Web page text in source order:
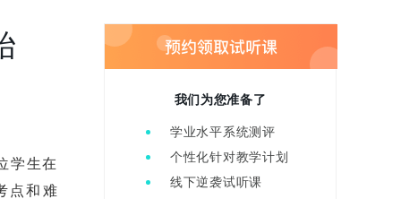
学生在
点和难
我们为您准备了
学业水平系统测评
个性化针对教学计划
线下逆袭试听课